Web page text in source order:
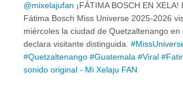
@mixelajufan ¡FÁTIMA BOSCH EN XELA!
Fátima Bosch Miss Universe 2025-2026
miércoles la ciudad de Quetzaltenango en
declara visitante distinguida.
#Quetzaltenango #Guatemala #Viral
sonido original - Mi Xelaju FAN